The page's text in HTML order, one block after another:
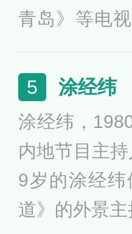
青岛》等电
被日本新世
先后主持《
单》、《我
度中央电视
中国电视金
大学生电视
5 涂经纬
涂经纬，
内地节目主
9岁的涂经
道》的外景